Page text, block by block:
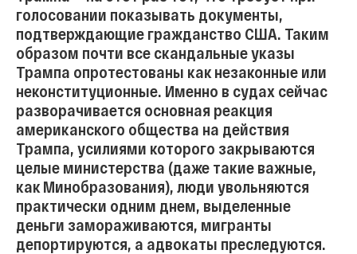
голосовании показывать документы,
подтверждающие гражданство США. Таким
образом почти все скандальные указы
Трампа опротестованы как незаконные или
неконституционные. Именно в судах сейчас
разворачивается основная реакция
американского общества на действия
Трампа, усилиями которого закрываются
целые министерства (даже такие важные,
как Минобразования), люди увольняются
практически одним днем, выделенные
деньги замораживаются, мигранты
депортируются, а адвокаты преследуются.